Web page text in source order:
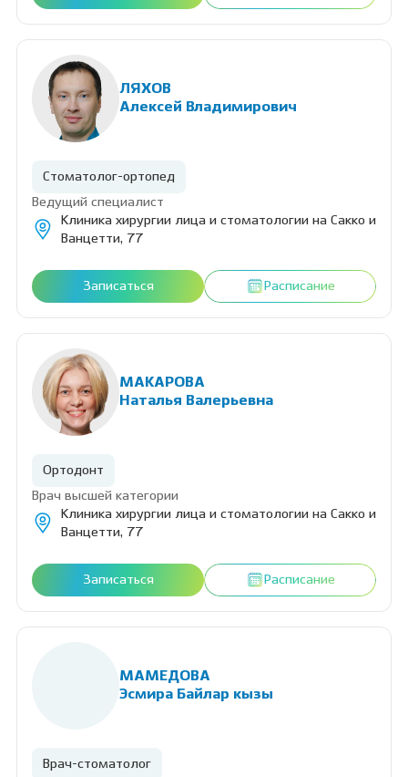
ЛЯХОВ
Алексей Владимирович
Стоматолог-ортопед
Ведущий специалист
Клиника хирургии лица и стоматологии на Сакко и
Ванцетти, 77
Записаться Расписание
МАКАРОВА
Наталья Валерьевна
Ортодонт
Врач высшей категории
Клиника хирургии лица и стоматологии на Сакко и
Ванцетти, 77
Записаться Расписание
МАМЕДОВА
Эсмира Байлар кызы
Врач-стоматолог